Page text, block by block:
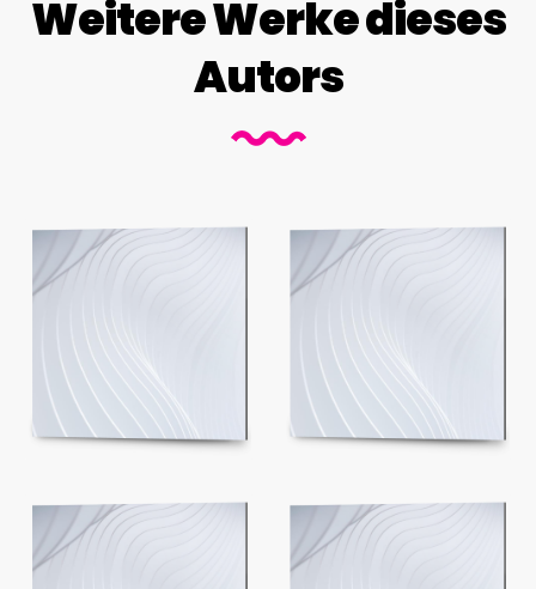
Weitere Werke dieses
Autors